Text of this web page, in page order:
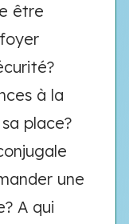
être
à la
place?
une
A qui